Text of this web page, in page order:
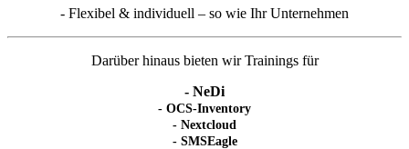
- Flexibel & individuell – so wie Ihr Unternehmen
Darüber hinaus bieten wir Trainings für
- NeDi
- OCS-Inventory
- Nextcloud
- SMSEagle